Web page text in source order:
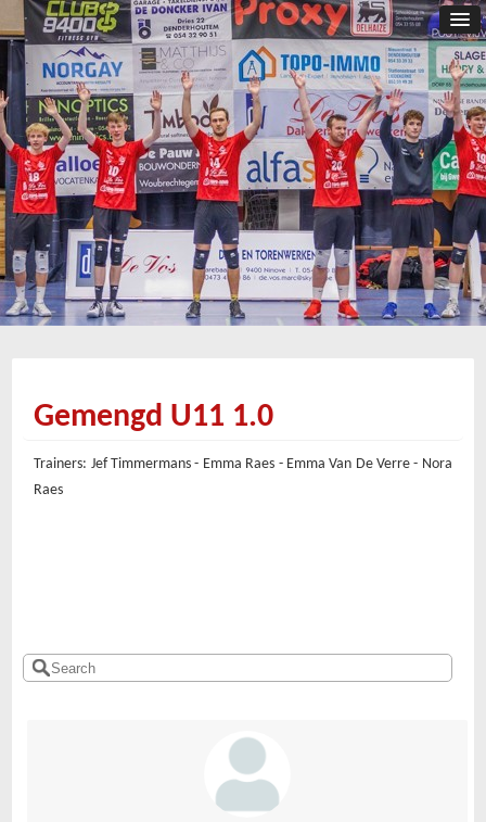
Gemengd U11 1.0
Trainers: Jef Timmermans - Emma Raes - Emma Van De Verre - Nora
Raes